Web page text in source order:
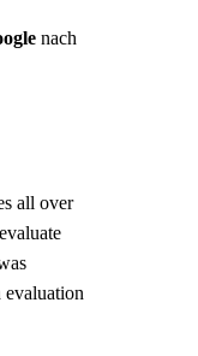
nach
all over
evaluation